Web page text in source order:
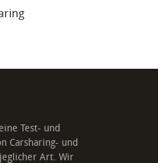
Test- und
Carsharing- und
Art. Wir